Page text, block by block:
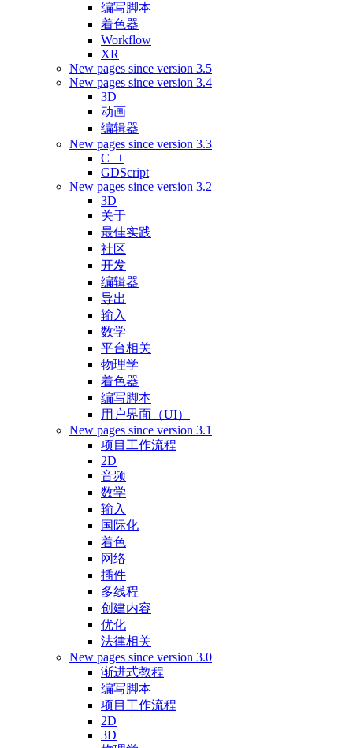
编写脚本
着色器
Workflow
XR
New pages since version 3.5
New pages since version 3.4
3D
动画
编辑器
New pages since version 3.3
C++
GDScript
New pages since version 3.2
3D
关于
最佳实践
社区
开发
编辑器
导出
输入
数学
平台相关
物理学
着色器
编写脚本
用户界面（UI）
New pages since version 3.1
项目工作流程
2D
音频
数学
输入
国际化
着色
网络
插件
多线程
创建内容
优化
法律相关
New pages since version 3.0
渐进式教程
编写脚本
项目工作流程
2D
3D